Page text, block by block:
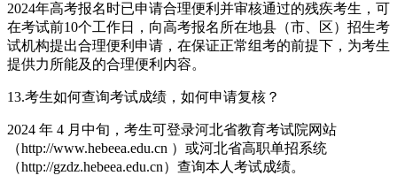
2024年高考报名时已申请合理便利并审核通过的残疾考生，可
在考试前10个工作日，向高考报名所在地县（市、区）招生考
试机构提出合理便利申请，在保证正常组考的前提下，为考生
提供力所能及的合理便利内容。
13.考生如何查询考试成绩，如何申请复核？
2024 年 4 月中旬，考生可登录河北省教育考试院网站
（http://www.hebeea.edu.cn ）或河北省高职单招系统
（http://gzdz.hebeea.edu.cn）查询本人考试成绩。